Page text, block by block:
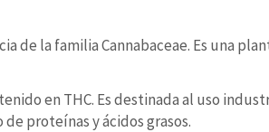
de la familia Cannabaceae. Es una
en THC. Es destinada al uso
proteínas y ácidos grasos.